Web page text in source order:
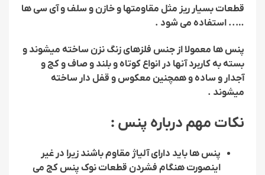
قطعات بسیار ریز مثل مقاومتها و خازن و سلف و آی سی ها
….. استفاده می شود .
پنس ها معمولا از جنس فلزهای زنگ نزن ساخته میشوند و
بسته به کاربرد آنها در انواع کوتاه و بلند و صاف و کج و
آجدار و ساده و همچنین معکوس و قفل دار ساخته
میشوند .
نکات مهم درباره پنس :
پنس ها باید دارای آلیاژ مقاوم باشند زیرا در غیر
اینصورت هنگام فشردن قطعات نوک پنس کج می